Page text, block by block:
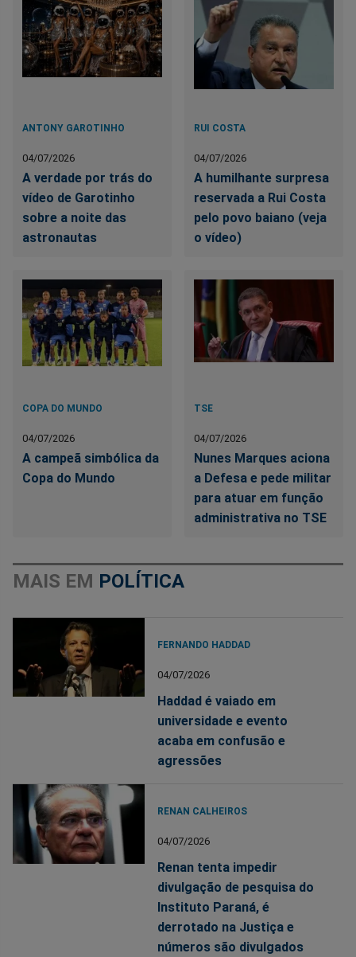
ANTONY GAROTINHO
04/07/2026
A verdade por trás do
vídeo de Garotinho
sobre a noite das
astronautas
RUI COSTA
04/07/2026
A humilhante surpresa
reservada a Rui Costa
pelo povo baiano (veja
o vídeo)
COPA DO MUNDO
04/07/2026
A campeã simbólica da
Copa do Mundo
TSE
04/07/2026
Nunes Marques aciona
a Defesa e pede militar
para atuar em função
administrativa no TSE
MAIS EM POLÍTICA
FERNANDO HADDAD
04/07/2026
Haddad é vaiado em
universidade e evento
acaba em confusão e
agressões
RENAN CALHEIROS
04/07/2026
Renan tenta impedir
divulgação de pesquisa do
Instituto Paraná, é
derrotado na Justiça e
números são divulgados